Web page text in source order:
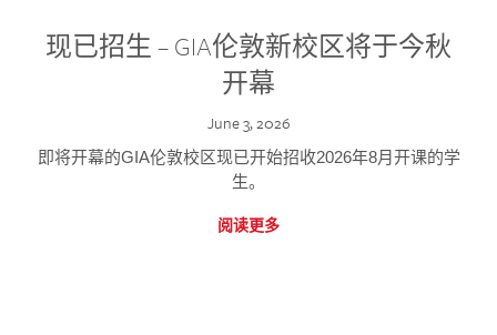
现已招生 – GIA伦敦新校区将于今秋
开幕
June 3, 2026
即将开幕的GIA伦敦校区现已开始招收2026年8月开课的学
生。
阅读更多